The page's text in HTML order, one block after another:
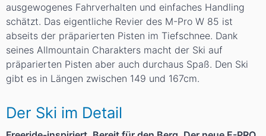
ausgewogenes Fahrverhalten und einfaches Handling
schätzt. Das eigentliche Revier des M-Pro W 85 ist
abseits der präparierten Pisten im Tiefschnee. Dank
seines Allmountain Charakters macht der Ski auf
präparierten Pisten aber auch durchaus Spaß. Den Ski
gibt es in Längen zwischen 149 und 167cm.
Der Ski im Detail